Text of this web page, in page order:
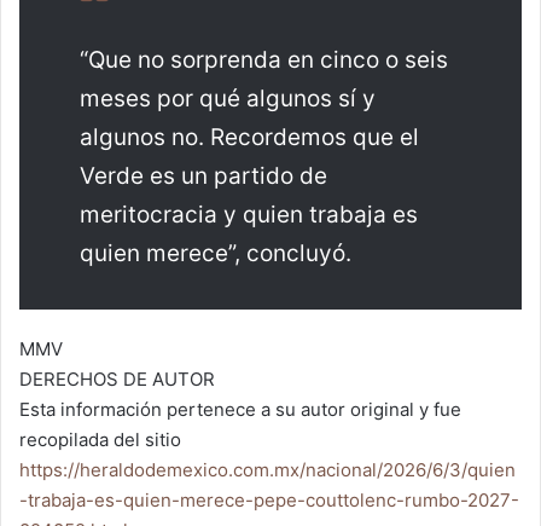
“Que no sorprenda en cinco o seis
meses por qué algunos sí y
algunos no. Recordemos que el
Verde es un partido de
meritocracia y quien trabaja es
quien merece”, concluyó.
MMV
DERECHOS DE AUTOR
Esta información pertenece a su autor original y fue
recopilada del sitio
https://heraldodemexico.com.mx/nacional/2026/6/3/quien
-trabaja-es-quien-merece-pepe-couttolenc-rumbo-2027-